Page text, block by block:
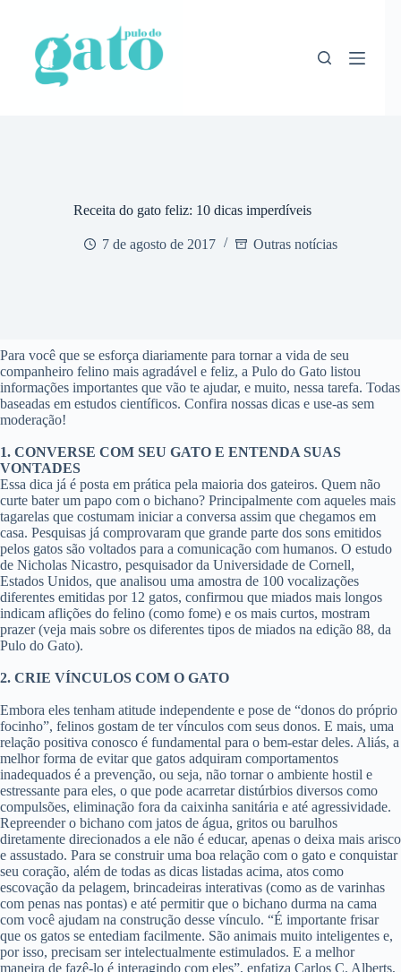
conteúdo
Receita do gato feliz: 10 dicas imperdíveis
7 de agosto de 2017 Outras notícias
Para você que se esforça diariamente para tornar a vida de seu
companheiro felino mais agradável e feliz, a Pulo do Gato listou
informações importantes que vão te ajudar, e muito, nessa tarefa. Todas
baseadas em estudos científicos. Confira nossas dicas e use-as sem
moderação!
1. CONVERSE COM SEU GATO E ENTENDA SUAS
VONTADES
Essa dica já é posta em prática pela maioria dos gateiros. Quem não
curte bater um papo com o bichano? Principalmente com aqueles mais
tagarelas que costumam iniciar a conversa assim que chegamos em
casa. Pesquisas já comprovaram que grande parte dos sons emitidos
pelos gatos são voltados para a comunicação com humanos. O estudo
de Nicholas Nicastro, pesquisador da Universidade de Cornell,
Estados Unidos, que analisou uma amostra de 100 vocalizações
diferentes emitidas por 12 gatos, confirmou que miados mais longos
indicam aflições do felino (como fome) e os mais curtos, mostram
prazer (veja mais sobre os diferentes tipos de miados na edição 88, da
Pulo do Gato).
2. CRIE VÍNCULOS COM O GATO
Embora eles tenham atitude independente e pose de “donos do próprio
focinho”, felinos gostam de ter vínculos com seus donos. E mais, uma
relação positiva conosco é fundamental para o bem-estar deles. Aliás, a
melhor forma de evitar que gatos adquiram comportamentos
inadequados é a prevenção, ou seja, não tornar o ambiente hostil e
estressante para eles, o que pode acarretar distúrbios diversos como
compulsões, eliminação fora da caixinha sanitária e até agressividade.
Repreender o bichano com jatos de água, gritos ou barulhos
diretamente direcionados a ele não é educar, apenas o deixa mais arisco
e assustado. Para se construir uma boa relação com o gato e conquistar
seu coração, além de todas as dicas listadas acima, atos como
escovação da pelagem, brincadeiras interativas (como as de varinhas
com penas nas pontas) e até permitir que o bichano durma na cama
com você ajudam na construção desse vínculo. “É importante frisar
que os gatos se entediam facilmente. São animais muito inteligentes e,
por isso, precisam ser intelectualmente estimulados. E a melhor
maneira de fazê-lo é interagindo com eles”, enfatiza Carlos C. Alberts,